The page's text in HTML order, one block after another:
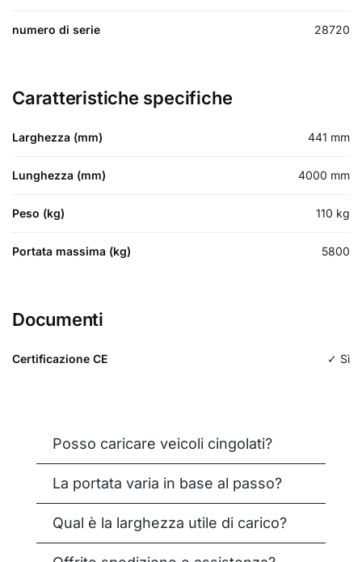
numero di serie 28720
Caratteristiche specifiche
Larghezza (mm) 441 mm
Lunghezza (mm) 4000 mm
Peso (kg) 110 kg
Portata massima (kg) 5800
Documenti
Certificazione CE ✓ Sì
Posso caricare veicoli cingolati?
La portata varia in base al passo?
Qual è la larghezza utile di carico?